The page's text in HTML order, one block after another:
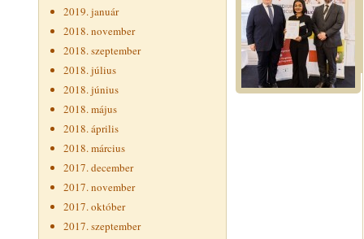
2019. január
2018. november
2018. szeptember
2018. július
2018. június
2018. május
2018. április
2018. március
2017. december
2017. november
2017. október
2017. szeptember